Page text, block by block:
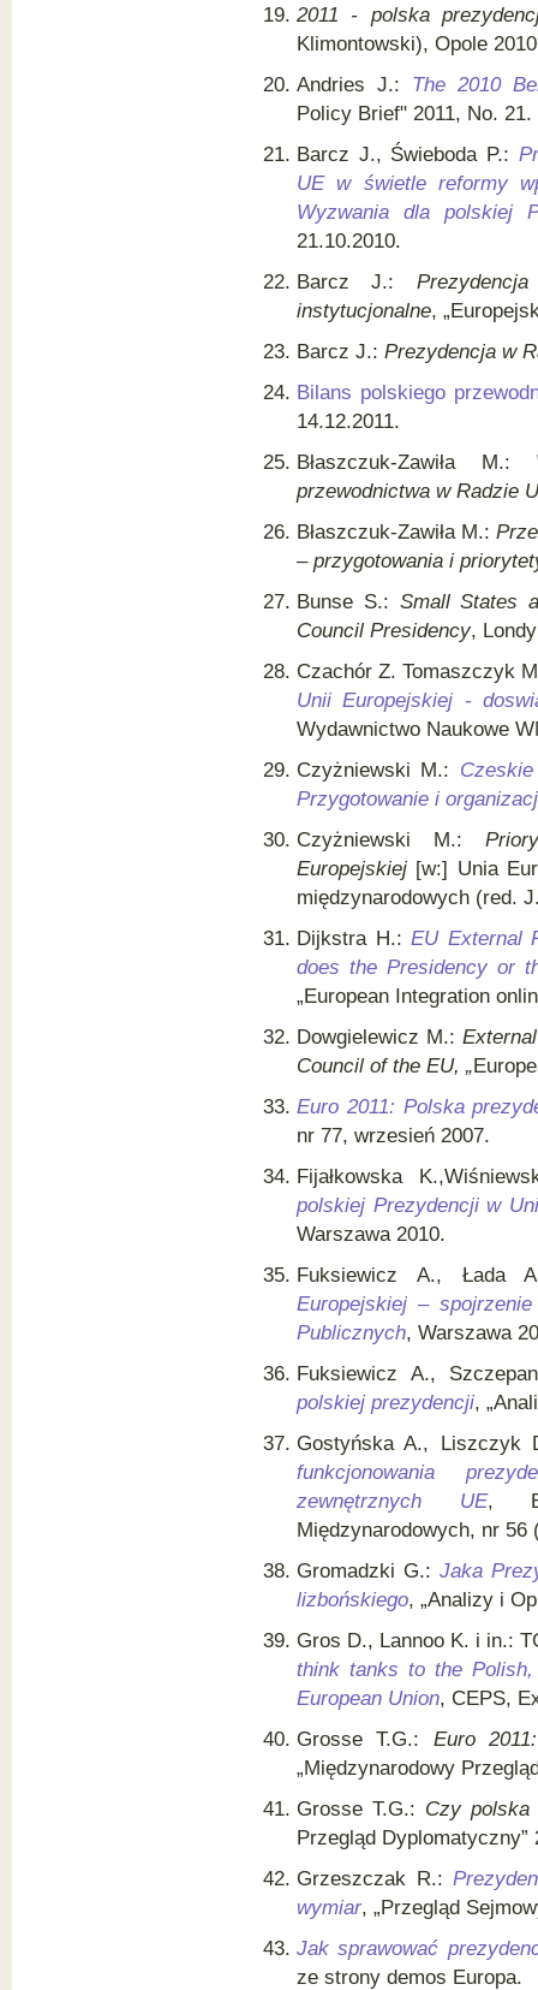
2011 - polska
Klimontowski), Opole
Andries J.: The 2010
Policy Brief" 2011, No. 21.
Barcz J., Świeboda P.:
UE w świetle reformy
Wyzwania dla polskiej
21.10.2010.
Barcz J.:
instytucjonalne,
Barcz J.: Prezydencja w
Bilans polskiego
14.12.2011.
Błaszczuk-Zawiła M.:
przewodnictwa w Radzie
Błaszczuk-Zawiła M.:
– przygotowania i
Bunse S.: Small States
Council Presidency,
Czachór Z. Tomaszczyk
Unii Europejskiej -
Wydawnictwo Naukowe
Czyżniewski M.:
Przygotowanie i
Czyżniewski M.:
Europejskiej [w:] Unia
międzynarodowych (red.
Dijkstra H.: EU External
does the Presidency or
„European Integration
Dowgielewicz M.:
Council of the EU, „
Euro 2011: Polska
nr 77, wrzesień 2007.
Fijałkowska
polskiej Prezydencji w
Warszawa 2010.
Fuksiewicz A., Łada
Europejskiej –
Publicznych, Warszawa
Fuksiewicz A.,
polskiej prezydencji,
Gostyńska A., Liszczyk
funkcjonowania
zewnętrznych UE,
Międzynarodowych, nr
Gromadzki G.: Jaka
lizbońskiego, „Analizy i
Gros D., Lannoo K. i in.:
think tanks to the
European Union, CEPS,
Grosse T.G.: Euro
„Międzynarodowy
Grosse T.G.: Czy polska
Przegląd Dyplomatyczny”
Grzeszczak R.:
wymiar, „Przegląd
Jak sprawować
ze strony demos Europa.